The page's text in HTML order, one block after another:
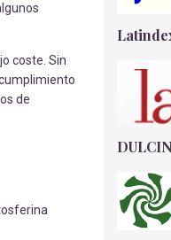
coste. Sin
de
EL
Muñoz
Jiménez
Corte